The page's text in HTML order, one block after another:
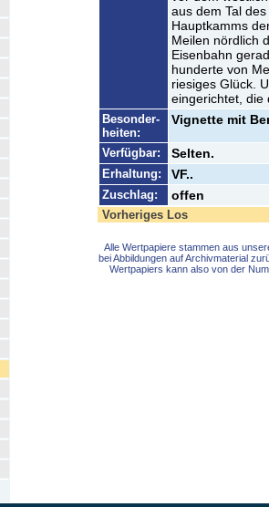
aus dem Tal
Hauptkamms
Meilen nördlich
Eisenbahn
hunderte von
riesiges Glück.
eingerichtet, die
Besonder-
heiten:
Vignette mit
Verfügbar: Selten.
Erhaltung: VF..
Zuschlag: offen
Vorheriges Los
Alle Wertpapiere stammen aus
bei Abbildungen auf Archivmaterial
Wertpapiers kann also von der